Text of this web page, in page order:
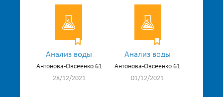
Анализ воды
Антонова-Овсеенко 61
28/12/2021
Анализ воды
Антонова-Овсеенко 61
01/12/2021